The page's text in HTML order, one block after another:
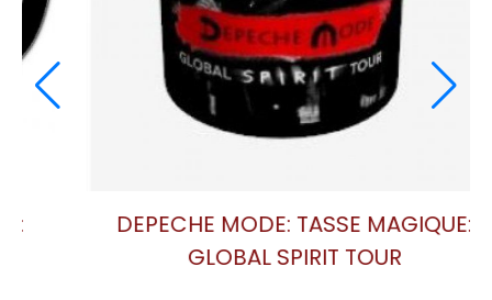
DEPECHE MODE: TASSE MAGIQUE: DELTA
MACHINE